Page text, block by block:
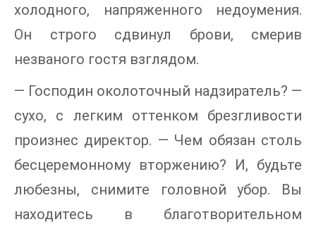
холодного, напряженного недоумения.
Он строго сдвинул брови, смерив
незваного гостя взглядом.
— Господин околоточный надзиратель? —
сухо, с легким оттенком брезгливости
произнес директор. — Чем обязан столь
бесцеремонному вторжению? И, будьте
любезны, снимите головной убор. Вы
находитесь в благотворительном